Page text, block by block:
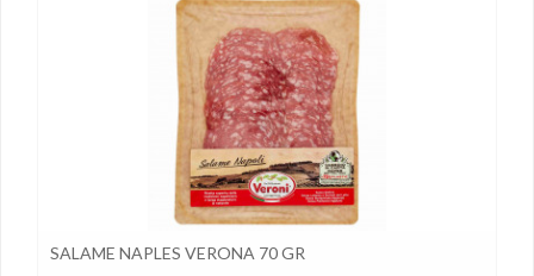
SALAME NAPLES VERONA 70 GR